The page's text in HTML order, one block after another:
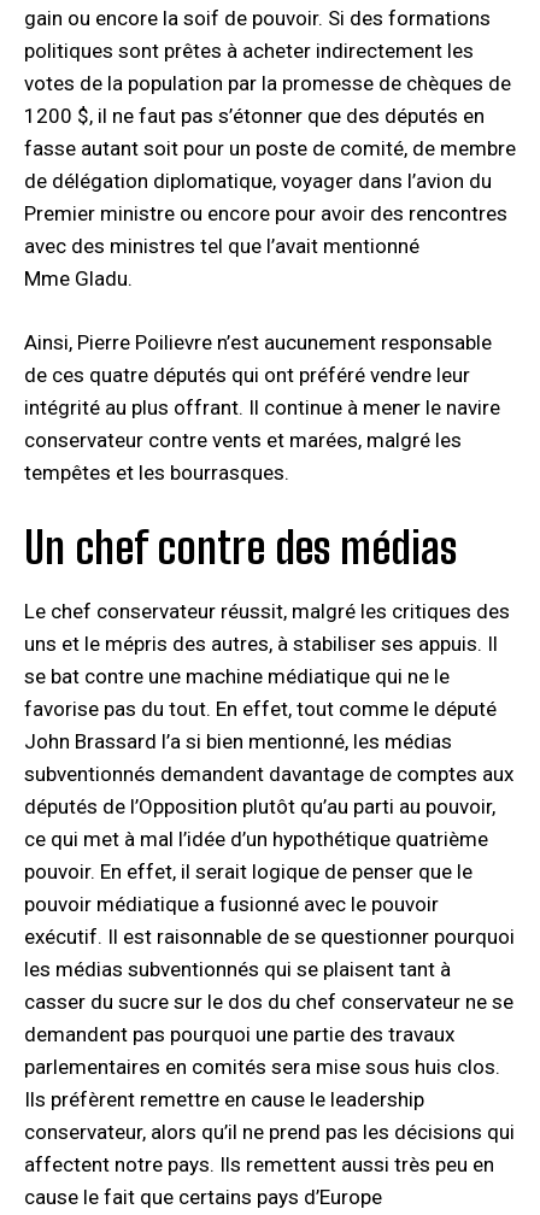
gain ou encore la soif de pouvoir. Si des formations
politiques sont prêtes à acheter indirectement les
votes de la population par la promesse de chèques de
1200 $, il ne faut pas s’étonner que des députés en
fasse autant soit pour un poste de comité, de membre
de délégation diplomatique, voyager dans l’avion du
Premier ministre ou encore pour avoir des rencontres
avec des ministres tel que l’avait mentionné
Mme Gladu.
Ainsi, Pierre Poilievre n’est aucunement responsable
de ces quatre députés qui ont préféré vendre leur
intégrité au plus offrant. Il continue à mener le navire
conservateur contre vents et marées, malgré les
tempêtes et les bourrasques.
Un chef contre des médias
Le chef conservateur réussit, malgré les critiques des
uns et le mépris des autres, à stabiliser ses appuis. Il
se bat contre une machine médiatique qui ne le
favorise pas du tout. En effet, tout comme le député
John Brassard l’a si bien mentionné, les médias
subventionnés demandent davantage de comptes aux
députés de l’Opposition plutôt qu’au parti au pouvoir,
ce qui met à mal l’idée d’un hypothétique quatrième
pouvoir. En effet, il serait logique de penser que le
pouvoir médiatique a fusionné avec le pouvoir
exécutif. Il est raisonnable de se questionner pourquoi
les médias subventionnés qui se plaisent tant à
casser du sucre sur le dos du chef conservateur ne se
demandent pas pourquoi une partie des travaux
parlementaires en comités sera mise sous huis clos.
Ils préfèrent remettre en cause le leadership
conservateur, alors qu’il ne prend pas les décisions qui
affectent notre pays. Ils remettent aussi très peu en
cause le fait que certains pays d’Europe